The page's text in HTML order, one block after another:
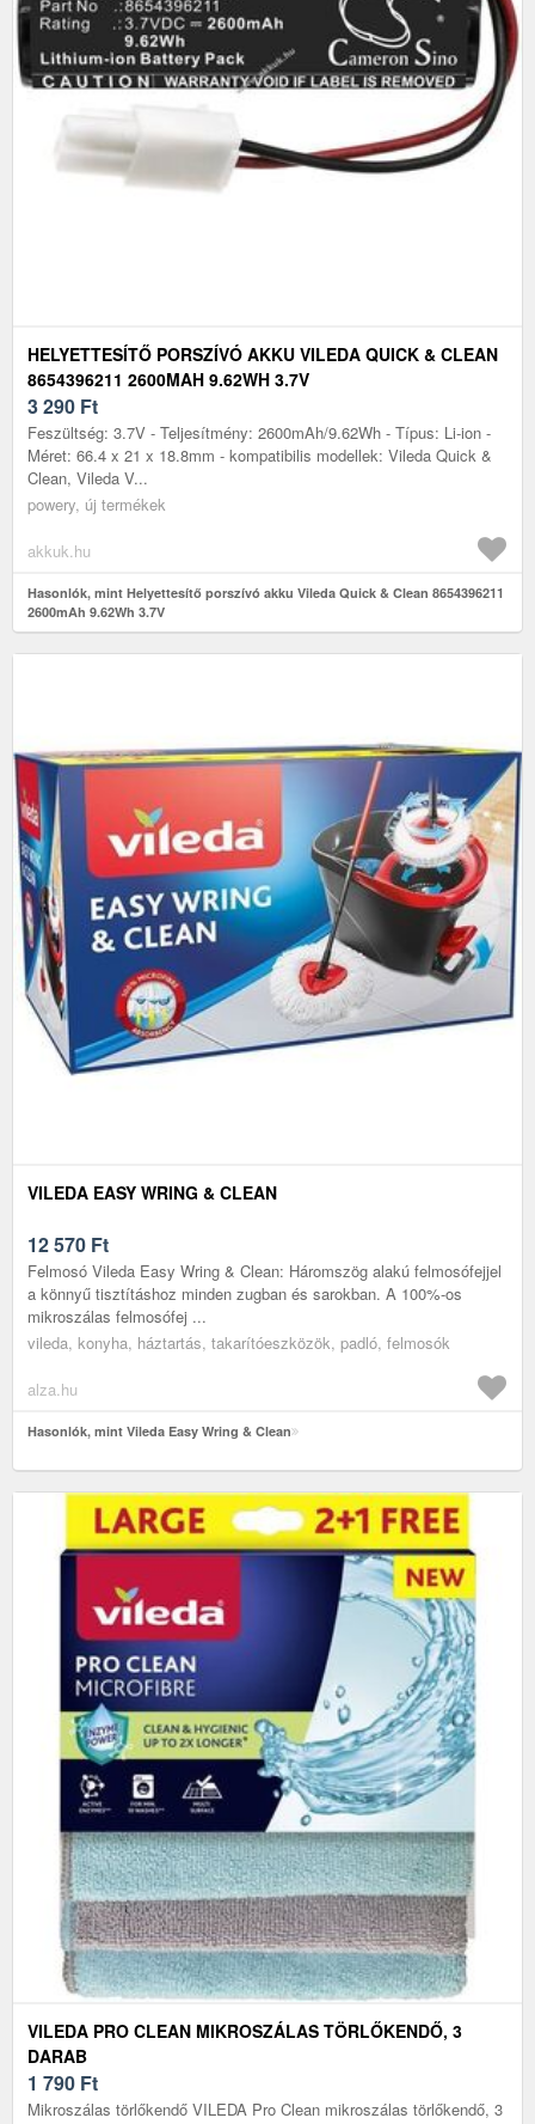
HELYETTESÍTŐ PORSZÍVÓ AKKU VILEDA QUICK & CLEAN
8654396211 2600MAH 9.62WH 3.7V
3 290 Ft
Feszültség: 3.7V - Teljesítmény: 2600mAh/9.62Wh - Típus: Li-ion -
Méret: 66.4 x 21 x 18.8mm - kompatibilis modellek: Vileda Quick &
Clean, Vileda V...
powery, új termékek
akkuk.hu
Hasonlók, mint Helyettesítő porszívó akku Vileda Quick & Clean 8654396211
2600mAh 9.62Wh 3.7V
VILEDA EASY WRING & CLEAN
12 570 Ft
Felmosó Vileda Easy Wring & Clean: Háromszög alakú felmosófejjel
a könnyű tisztításhoz minden zugban és sarokban. A 100%-os
mikroszálas felmosófej ...
vileda, konyha, háztartás, takarítóeszközök, padló, felmosók
alza.hu
Hasonlók, mint Vileda Easy Wring & Clean
VILEDA PRO CLEAN MIKROSZÁLAS TÖRLŐKENDŐ, 3
DARAB
1 790 Ft
Mikroszálas törlőkendő VILEDA Pro Clean mikroszálas törlőkendő, 3